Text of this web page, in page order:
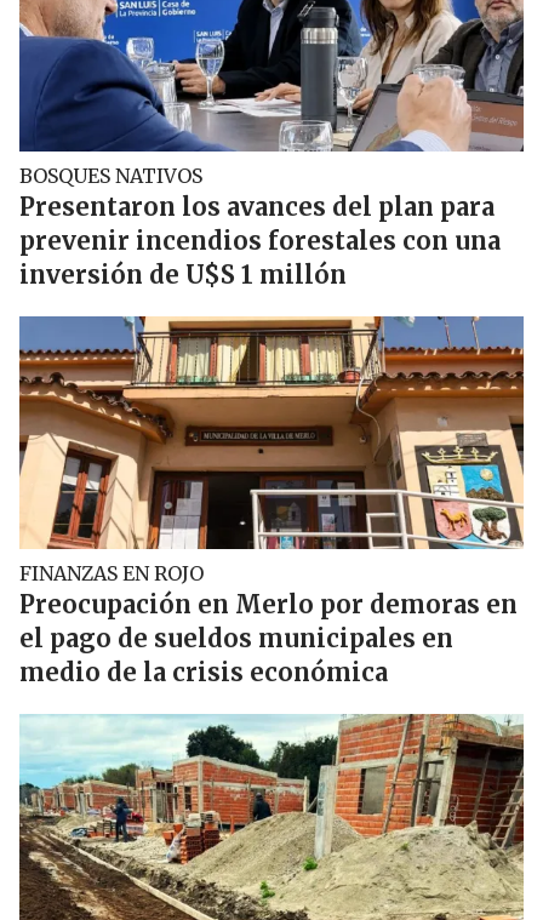
BOSQUES NATIVOS
Presentaron los avances del plan para
prevenir incendios forestales con una
inversión de U$S 1 millón
FINANZAS EN ROJO
Preocupación en Merlo por demoras en
el pago de sueldos municipales en
medio de la crisis económica